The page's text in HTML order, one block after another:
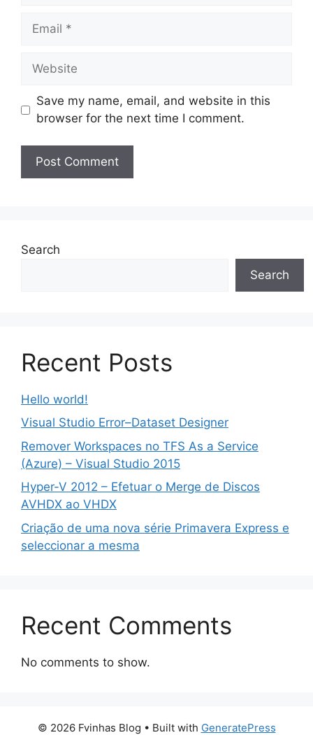
Email
Website
Save my name, email, and website in this
browser for the next time I comment.
Search
Search
Recent Posts
Hello world!
Visual Studio Error–Dataset Designer
Remover Workspaces no TFS As a Service
(Azure) – Visual Studio 2015
Hyper-V 2012 – Efetuar o Merge de Discos
AVHDX ao VHDX
Criação de uma nova série Primavera Express e
seleccionar a mesma
Recent Comments
No comments to show.
© 2026 Fvinhas Blog • Built with GeneratePress